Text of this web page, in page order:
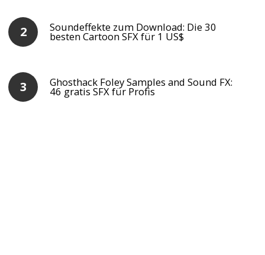
Soundeffekte zum Download: Die 30
besten Cartoon SFX für 1 US$
Ghosthack Foley Samples and Sound FX:
46 gratis SFX für Profis